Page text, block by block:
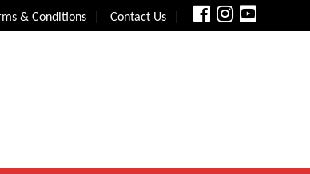
& Conditions| Contact Us|